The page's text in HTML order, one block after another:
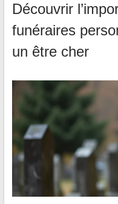
Découvrir
funéraires
un être cher